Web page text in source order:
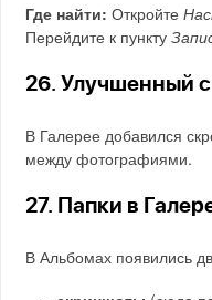
Где найти: Откройте
Перейдите к пункту
26. Улучшенный
В Галерее добавился
между фотографиями.
27. Папки в
В Альбомах появились